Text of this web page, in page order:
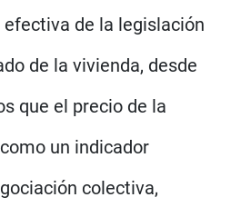
de la legislación
de la vivienda, desde
que el precio de la
un indicador
colectiva,